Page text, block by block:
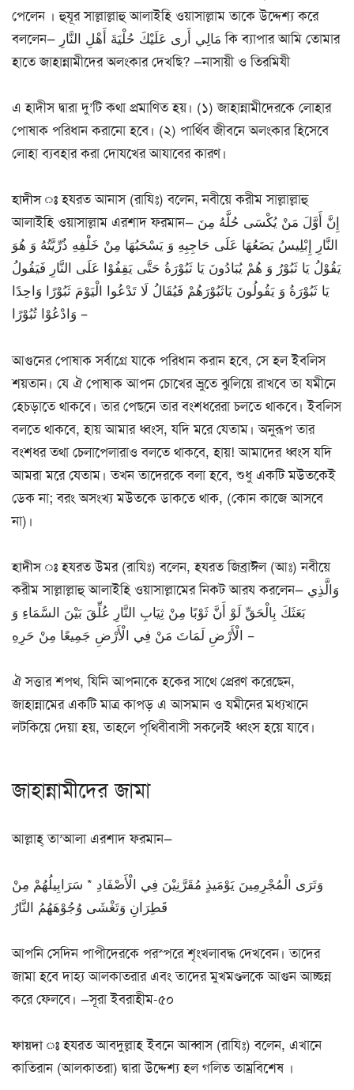
পেলেন । হুযূর সাল্লাল্লাহু আলাইহি ওয়াসাল্লাম তাকে উদ্দেশ্য করে
বললেন— مَالِي أَرى عَلَيْكَ حُلْيَةَ أَهْلِ النَّارِ কি ব্যাপার আমি তোমার
হাতে জাহান্নামীদের অলংকার দেখছি? —নাসায়ী ও তিরমিযী
এ হাদীস দ্বারা দু’টি কথা প্রমাণিত হয়। (১) জাহান্নামীদেরকে লোহার
পোষাক পরিধান করানো হবে। (২) পার্থিব জীবনে অলংকার হিসেবে
লোহা ব্যবহার করা দোযখের আযাবের কারণ।
হাদীস ঃহযরত আনাস (রাযিঃ) বলেন, নবীয়ে করীম সাল্লাল্লাহু
আলাইহি ওয়াসাল্লাম এরশাদ ফরমান— إِنَّ أَوَّلَ مَنْ يُكْسَى حُلَّهُ مِنَ
النَّارِ إِبْلِيسُ يَضَعُهَا عَلَى حَاجِبِهِ وَ يَسْحَبُهَا مِنْ خَلْفِهِ ذُرِّيَّتُهُ وَ هُوَ
يَقُوْلُ يَا ثَبُوْرُ وَ هُمْ يُبَادُونَ يَا ثَبُوْرَةُ حَتَّى يَقِفُوْا عَلَى النَّارِ فَيَقُولُ
يَا ثَبُوْرَةُ وَ يَقُولُونَ يَاثَبُوْرَهُمْ فَيُقَالُ لَا تَدْعُوا الْيَوْمَ ثَبُوْرًا وَاحِدًا
وَادْعُوْا تُبُوْرًا –
আগুনের পোষাক সর্বাগ্রে যাকে পরিধান করান হবে, সে হল ইবলিস
শয়তান। যে ঐ পোষাক আপন চোখের ভ্রুতে ঝুলিয়ে রাখবে তা যমীনে
হেচড়াতে থাকবে। তার পেছনে তার বংশধরেরা চলতে থাকবে। ইবলিস
বলতে থাকবে, হায় আমার ধ্বংস, যদি মরে যেতাম। অনুরূপ তার
বংশধর তথা চেলাপেলারাও বলতে থাকবে, হায়! আমাদের ধ্বংস যদি
আমরা মরে যেতাম। তখন তাদেরকে বলা হবে, শুধু একটি মউতকেই
ডেক না; বরং অসংখ্য মউতকে ডাকতে থাক, (কোন কাজে আসবে
না)।
হাদীস ঃহযরত উমর (রাযিঃ) বলেন, হযরত জিব্রাঈল (আঃ) নবীয়ে
করীম সাল্লাল্লাহু আলাইহি ওয়াসাল্লামের নিকট আরয করলেন— وَالَّذِي
بَعَثَكَ بِالْحَقِّ لَوْ أَنَّ ثَوْبًا مِنْ ثِيَابِ النَّارِ عُلِّقَ بَيْنَ السَّمَاءِ وَ
الْأَرْضِ لَمَاتَ مَنْ فِي الْأَرْضِ جَمِيعًا مِنْ حَرِهِ –
ঐ সত্তার শপথ, যিনি আপনাকে হকের সাথে প্রেরণ করেছেন,
জাহান্নামের একটি মাত্র কাপড় এ আসমান ও যমীনের মধ্যখানে
লটকিয়ে দেয়া হয়, তাহলে পৃথিবীবাসী সকলেই ধ্বংস হয়ে যাবে।
জাহান্নামীদের জামা
আল্লাহ্ তা’আলা এরশাদ ফরমান—
وَتَرَى الْمُجْرِمِينَ يَوْمَيذٍ مُقَرَّنِيْنَ فِي الْأَصْفَادِ * سَرَابِيلُهُمْ مِنْ
قَطِرَانِ وَتَغْشَى وُجُوْهَهُمُ النَّارُ
আপনি সেদিন পাপীদেরকে পরস্পরে শৃংখলাবদ্ধ দেখবেন। তাদের
জামা হবে দাহ্য আলকাতরার এবং তাদের মুখমণ্ডলকে আগুন আচ্ছন্ন
করে ফেলবে। —সূরা ইবরাহীম-৫০
ফায়দা ঃহযরত আবদুল্লাহ ইবনে আব্বাস (রাযিঃ) বলেন, এখানে
কাতিরান (আলকাতরা) দ্বারা উদ্দেশ্য হল গলিত তাম্রবিশেষ ।